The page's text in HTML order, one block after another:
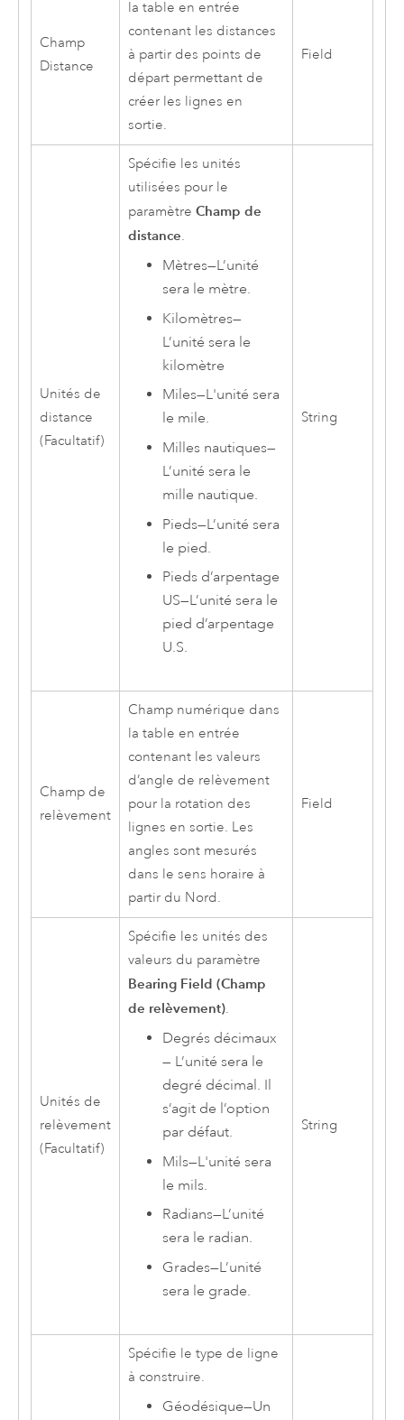
Champ
Distance
la table en entrée
contenant les distances
à partir des points de
départ permettant de
créer les lignes en
sortie.
Field
Unités de
distance
(Facultatif)
Spécifie les unités
utilisées pour le
paramètre Champ de
distance.
Mètres—L’unité
sera le mètre.
Kilomètres—
L’unité sera le
kilomètre
Miles—L'unité sera
le mile.
Milles nautiques—
L’unité sera le
mille nautique.
Pieds—L’unité sera
le pied.
Pieds d’arpentage
US—L’unité sera le
pied d’arpentage
U.S.
String
Champ de
relèvement
Champ numérique dans
la table en entrée
contenant les valeurs
d’angle de relèvement
pour la rotation des
lignes en sortie. Les
angles sont mesurés
dans le sens horaire à
partir du Nord.
Field
Unités de
relèvement
(Facultatif)
Spécifie les unités des
valeurs du paramètre
Bearing Field (Champ
de relèvement).
Degrés décimaux
— L’unité sera le
degré décimal. Il
s’agit de l’option
par défaut.
Mils—L'unité sera
le mils.
Radians—L’unité
sera le radian.
Grades—L’unité
sera le grade.
String
Spécifie le type de ligne
à construire.
Géodésique—Un